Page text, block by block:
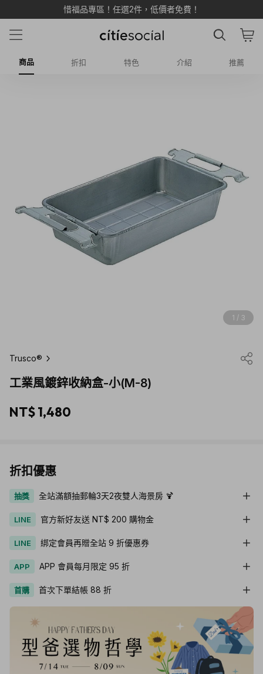
惜福品專區！任選2件，低價者免費！
商品 折扣 特色 介紹 推薦
1 / 3
Trusco®
工業風鍍鋅收納盒-小(M-8)
NT$ 1,480
折扣優惠
抽獎 全站滿額抽郵輪3天2夜雙人海景房 🍹
LINE 官方新好友送 NT$ 200 購物金
LINE 綁定會員再贈全站 9 折優惠券
APP APP 會員每月限定 95 折
首購 首次下單結帳 88 折